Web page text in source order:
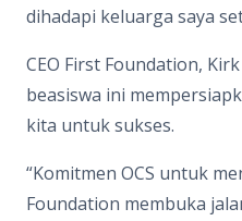
dihadapi keluarga saya
CEO First Foundation,
beasiswa ini
kita untuk sukses.
“Komitmen OCS untuk
Foundation membuka